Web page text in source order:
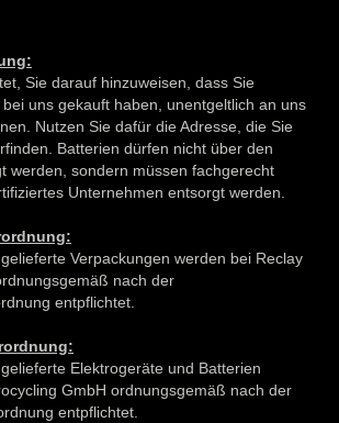
Sie darauf hinzuweisen, dass Sie
uns gekauft haben, unentgeltlich an uns
Nutzen Sie dafür die Adresse, die Sie
Batterien dürfen nicht über den
werden, sondern müssen fachgerecht
Unternehmen entsorgt werden.
Verpackungen werden bei Reclay
nach der
entpflichtet.
Elektrogeräte und Batterien
GmbH ordnungsgemäß nach der
entpflichtet.